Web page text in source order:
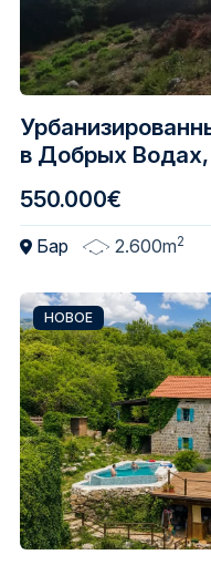
в Добрых
550.000€
Бар 2.600m2
НОВОЕ